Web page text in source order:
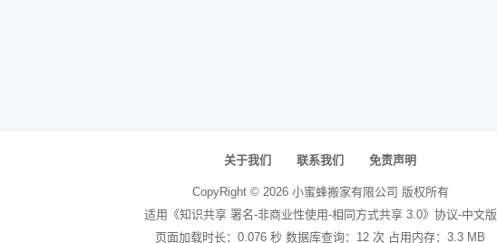
关于我们 联系我们 免责声明
CopyRight © 2026 小蜜蜂搬家有限公司 版权所有
适用《知识共享 署名-非商业性使用-相同方式共享 3.0》协议-中文版
页面加载时长：0.076 秒 数据库查询：12 次 占用内存：3.3 MB